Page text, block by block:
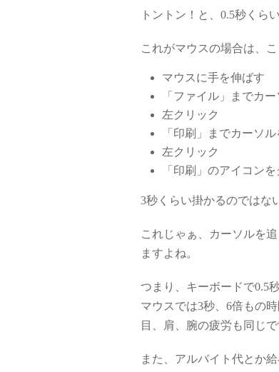
トントン！と、0.5秒くら
これがマウスの場合は、こ
マウスに手を伸ばす
「ファイル」までカ
左クリック
「印刷」までカーソ
左クリック
「印刷」のアイコン
3秒くらい掛かるのではな
これじゃぁ、カーソルを
ますよね。
つまり、キーボードで0.5
マウスでは3秒、6倍もの
目、肩、腕の疲労も同じで
また、アルバイト代とか